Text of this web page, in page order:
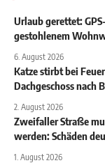
Urlaub gerettet:
gestohlenem
6. August 2026
Katze stirbt bei
Dachgeschoss nach
2. August 2026
Zweifaller Straße
werden: Schäden
1. August 2026